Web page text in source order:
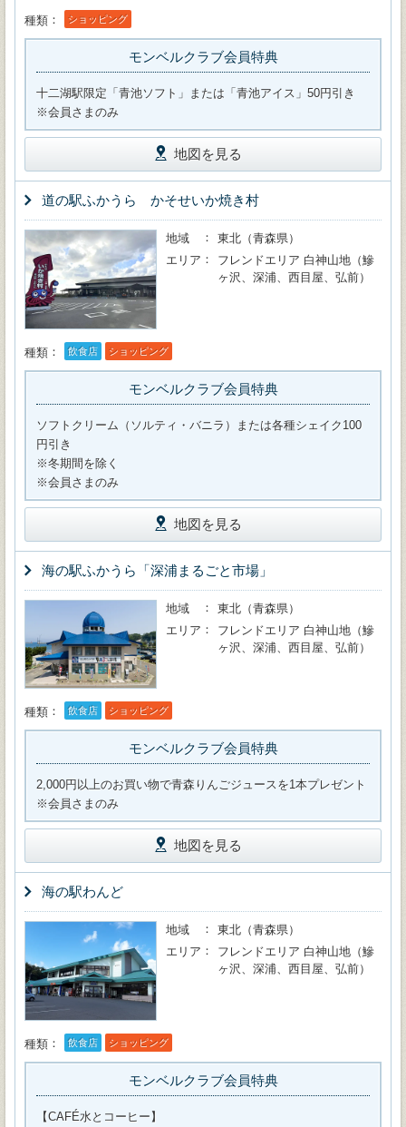
種類 ショッピング
モンベルクラブ会員特典
十二湖駅限定「青池ソフト」または「青池アイス」50円引き
※会員さまのみ
地図を見る
道の駅ふかうら かそせいか焼き村
地域
東北（青森県）
エリア
フレンドエリア 白神山地（鰺
ヶ沢、深浦、西目屋、弘前）
種類 飲食店 ショッピング
モンベルクラブ会員特典
ソフトクリーム（ソルティ・バニラ）または各種シェイク100
円引き
※冬期間を除く
※会員さまのみ
地図を見る
海の駅ふかうら「深浦まるごと市場」
地域
東北（青森県）
エリア
フレンドエリア 白神山地（鰺
ヶ沢、深浦、西目屋、弘前）
種類 飲食店 ショッピング
モンベルクラブ会員特典
2,000円以上のお買い物で青森りんごジュースを1本プレゼント
※会員さまのみ
地図を見る
海の駅わんど
地域
東北（青森県）
エリア
フレンドエリア 白神山地（鰺
ヶ沢、深浦、西目屋、弘前）
種類 飲食店 ショッピング
モンベルクラブ会員特典
【CAFÉ水とコーヒー】